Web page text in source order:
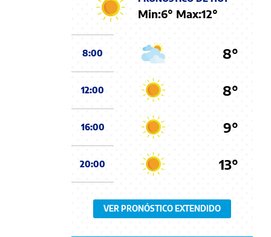
Min:6° Max:12°
8:00 8°
12:00 8°
16:00 9°
20:00 13°
VER PRONÓSTICO EXTENDIDO